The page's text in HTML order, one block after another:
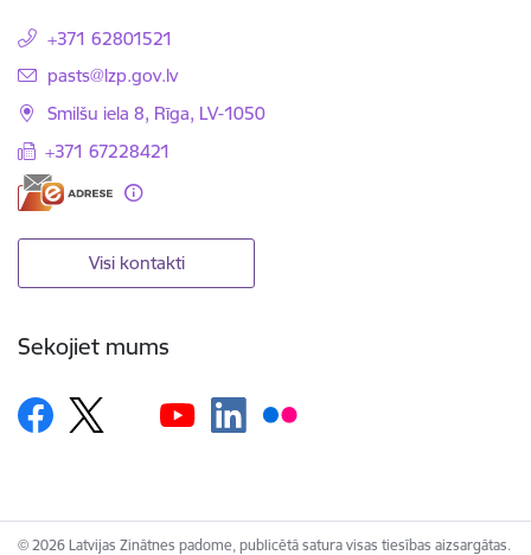
+371 62801521
E-pasts:
pasts@lzp.gov.lv
Smilšu iela 8, Rīga, LV-1050
+371 67228421
Visi kontakti
Sekojiet mums
© 2026 Latvijas Zinātnes padome, publicētā satura visas tiesības aizsargātas.